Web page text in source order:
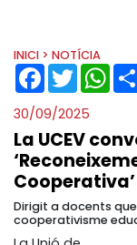
INICI > NOTÍCIA
FACEBOOK
TWITTER
30/09/2025
La UCEV
Cooperativa’
Dirigit a docents
cooperativisme